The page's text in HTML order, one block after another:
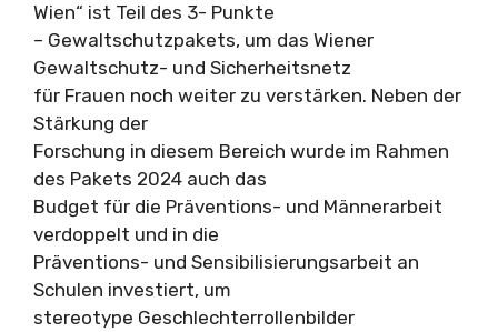
Wien“ ist Teil des 3- Punkte
– Gewaltschutzpakets, um das Wiener
Gewaltschutz- und Sicherheitsnetz
für Frauen noch weiter zu verstärken. Neben der
Stärkung der
Forschung in diesem Bereich wurde im Rahmen
des Pakets 2024 auch das
Budget für die Präventions- und Männerarbeit
verdoppelt und in die
Präventions- und Sensibilisierungsarbeit an
Schulen investiert, um
stereotype Geschlechterrollenbilder